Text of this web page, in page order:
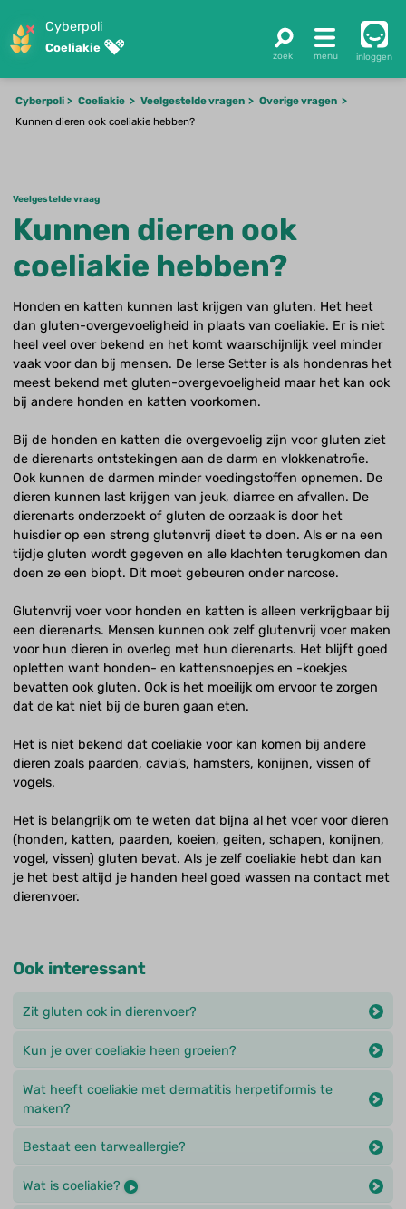
Cyberpoli
Coeliakie
inloggen
Cyberpoli Coeliakie Veelgestelde vragen
Overige vragen
Kunnen dieren ook coeliakie hebben?
Veelgestelde vraag
Kunnen dieren ook
coeliakie hebben?
Honden en katten kunnen last krijgen van gluten. Het heet
dan gluten-overgevoeligheid in plaats van coeliakie. Er is niet
heel veel over bekend en het komt waarschijnlijk veel minder
vaak voor dan bij mensen. De Ierse Setter is als hondenras het
meest bekend met gluten-overgevoeligheid maar het kan ook
bij andere honden en katten voorkomen.
Bij de honden en katten die overgevoelig zijn voor gluten ziet
de dierenarts ontstekingen aan de darm en vlokkenatrofie.
Ook kunnen de darmen minder voedingstoffen opnemen. De
dieren kunnen last krijgen van jeuk, diarree en afvallen. De
dierenarts onderzoekt of gluten de oorzaak is door het
huisdier op een streng glutenvrij dieet te doen. Als er na een
tijdje gluten wordt gegeven en alle klachten terugkomen dan
doen ze een biopt. Dit moet gebeuren onder narcose.
Glutenvrij voer voor honden en katten is alleen verkrijgbaar bij
een dierenarts. Mensen kunnen ook zelf glutenvrij voer maken
voor hun dieren in overleg met hun dierenarts. Het blijft goed
opletten want honden- en kattensnoepjes en -koekjes
bevatten ook gluten. Ook is het moeilijk om ervoor te zorgen
dat de kat niet bij de buren gaan eten.
Het is niet bekend dat coeliakie voor kan komen bij andere
dieren zoals paarden, cavia’s, hamsters, konijnen, vissen of
vogels.
Het is belangrijk om te weten dat bijna al het voer voor dieren
(honden, katten, paarden, koeien, geiten, schapen, konijnen,
vogel, vissen) gluten bevat. Als je zelf coeliakie hebt dan kan
je het best altijd je handen heel goed wassen na contact met
dierenvoer.
Ook interessant
Zit gluten ook in dierenvoer?
Kun je over coeliakie heen groeien?
Wat heeft coeliakie met dermatitis herpetiformis te
maken?
Bestaat een tarweallergie?
Wat is coeliakie?